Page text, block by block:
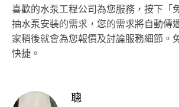
喜歡的水泵工程公司為您服務，按下「
抽水泵安裝的需求，您的需求將自動傳
家稍後就會為您報價及討論服務細節。
快捷。
聰